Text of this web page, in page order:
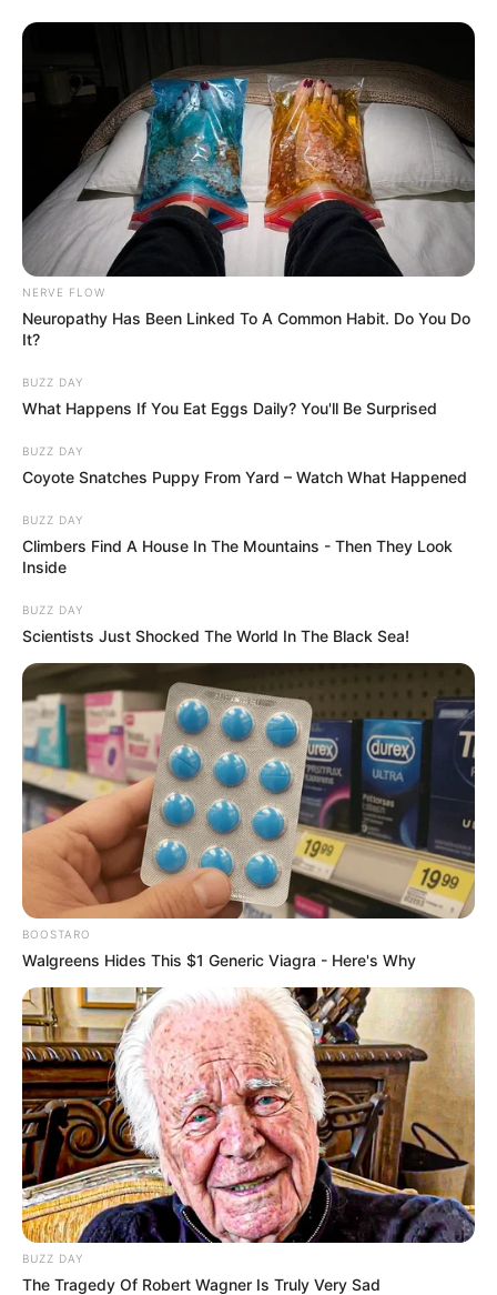
NERVE FLOW
Neuropathy Has Been Linked To A Common Habit. Do You Do
It?
BUZZ DAY
What Happens If You Eat Eggs Daily? You'll Be Surprised
BUZZ DAY
Coyote Snatches Puppy From Yard – Watch What Happened
BUZZ DAY
Climbers Find A House In The Mountains - Then They Look
Inside
BUZZ DAY
Scientists Just Shocked The World In The Black Sea!
BOOSTARO
Walgreens Hides This $1 Generic Viagra - Here's Why
BUZZ DAY
The Tragedy Of Robert Wagner Is Truly Very Sad